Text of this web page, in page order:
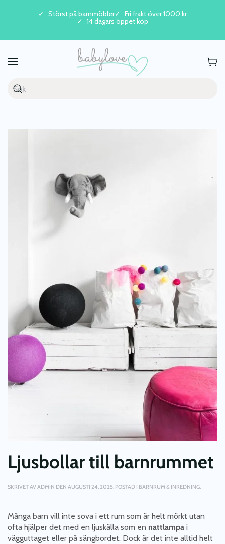
Skip to main content
Störst på barnmöbler
Fri frakt över 1000 kr
14 dagars öppet köp
Ljusbollar till barnrummet
SKRIVET AVADMIN DEN AUGUSTI 24, 2025. POSTAD I BARNRUM & INREDNING.
Många barn vill inte sova i ett rum som är helt mörkt utan
ofta hjälper det med en ljuskälla som en nattlampa i
vägguttaget eller på sängbordet. Dock är det inte alltid helt